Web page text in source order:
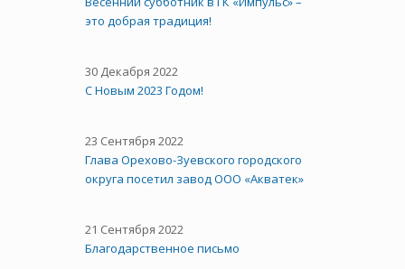
это добрая традиция!
30 Декабря 2022
С Новым 2023 Годом!
23 Сентября 2022
Глава Орехово-Зуевского городского
округа посетил завод ООО «Акватек»
21 Сентября 2022
Благодарственное письмо